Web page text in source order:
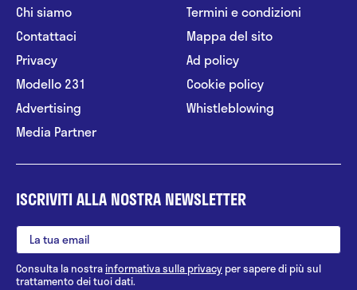
Chi siamo
Contattaci
Privacy
Modello 231
Advertising
Media Partner
Termini e condizioni
Mappa del sito
Ad policy
Cookie policy
Whistleblowing
ISCRIVITI ALLA NOSTRA NEWSLETTER
Consulta la nostrainformativa sulla privacy per sapere di più sul
trattamento dei tuoi dati.